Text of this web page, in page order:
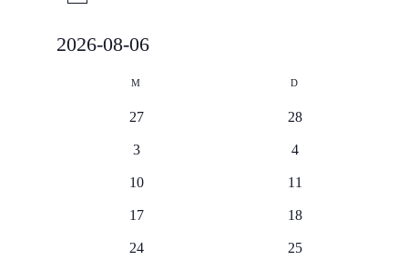
2026-08-06
KalenderM D
0
27
0
28
0
3
0
4
010
011
017
018
0
24
0
25